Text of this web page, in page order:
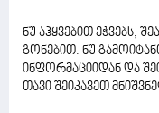
ნუ აჰყვებით ეჭვებს,
გონებით. ნუ
ინფორმაციიდან და
თავი შეიკავეთ